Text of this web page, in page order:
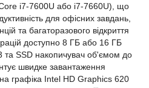
i7-7600U або i7-7660U), що
для офісних завдань,
та багаторазового відкриття
доступно 8 ГБ або 16 ГБ
та SSD накопичувач об'ємом до
швидке завантаження
графіка Intel HD Graphics 620